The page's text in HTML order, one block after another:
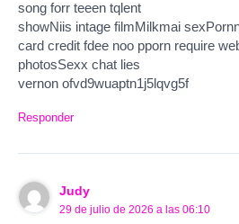
song forr teeen tqlent
showNiis intage filmMilkmai
card credit fdee noo pporn require
photosSexx chat lies
vernon ofvd9wuaptn1j5lqvg5f
Responder
Judy
29 de julio de 2026 a las 06:10